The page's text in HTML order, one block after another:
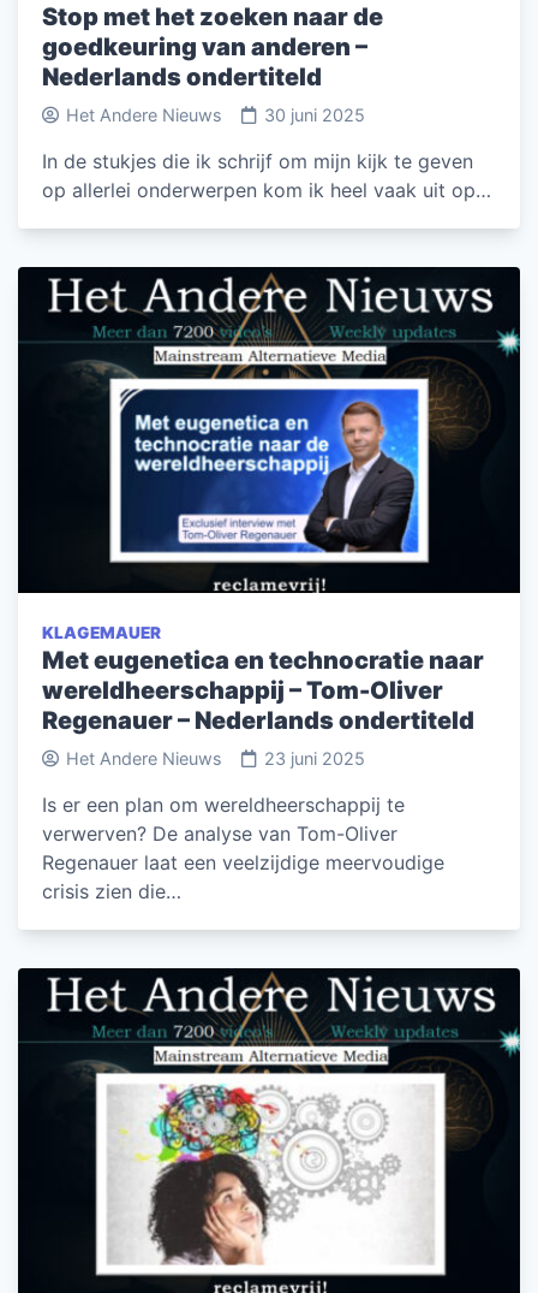
Stop met het zoeken naar de
goedkeuring van anderen –
Nederlands ondertiteld
Het Andere Nieuws 30 juni 2025
In de stukjes die ik schrijf om mijn kijk te geven
op allerlei onderwerpen kom ik heel vaak uit op…
KLAGEMAUER
Met eugenetica en technocratie naar
wereldheerschappij – Tom-Oliver
Regenauer – Nederlands ondertiteld
Het Andere Nieuws 23 juni 2025
Is er een plan om wereldheerschappij te
verwerven? De analyse van Tom-Oliver
Regenauer laat een veelzijdige meervoudige
crisis zien die…